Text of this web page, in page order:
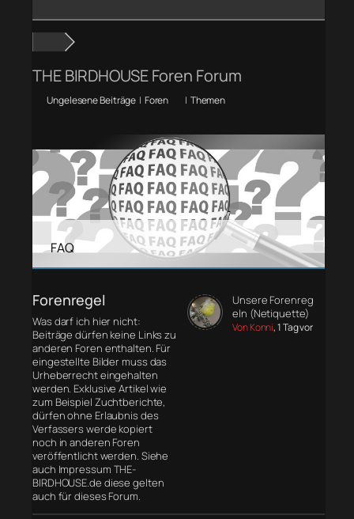
THE BIRDHOUSE Foren Forum
Ungelesene Beiträge | Foren | Themen
FAQ
Forenregel
Was darf ich hier nicht:
Beiträge dürfen keine Links zu
anderen Foren enthalten. Für
eingestellte Bilder muss das
Urheberrecht eingehalten
werden. Exklusive Artikel wie
zum Beispiel Zuchtberichte,
dürfen ohne Erlaubnis des
Verfassers werde kopiert
noch in anderen Foren
veröffentlicht werden. Siehe
auch Impressum THE-
BIRDHOUSE.de diese gelten
auch für dieses Forum.
Unsere Forenreg
eln (Netiquette)
Von Konni, 1 Tag vor